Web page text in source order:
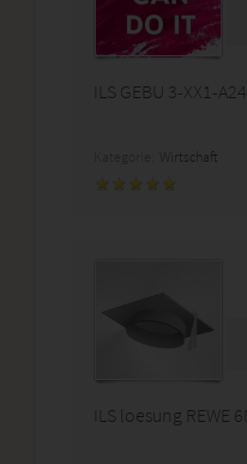
ILS GEBU 3-XX1-A24
Wirtschaft
ILS loesung REWE 6N